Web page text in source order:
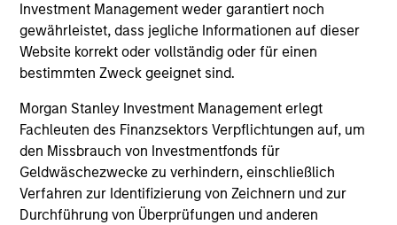
Investment Management weder garantiert noch
gewährleistet, dass jegliche Informationen auf dieser
Website korrekt oder vollständig oder für einen
bestimmten Zweck geeignet sind.
Morgan Stanley Investment Management erlegt
Fachleuten des Finanzsektors Verpflichtungen auf, um
den Missbrauch von Investmentfonds für
Geldwäschezwecke zu verhindern, einschließlich
Verfahren zur Identifizierung von Zeichnern und zur
Durchführung von Überprüfungen und anderen
May not represent all Team Members.
The information on this page is for informational
purposes only. The information contained herein does
not constitute and should not be construed as an
solicitation of an offer to buy any securities in any
jurisdiction in which such offer or solicitation,
purchase or sale would be unlawful under the
securities, insurance or other laws of such jurisdiction.
All investing involves risks, including a loss of principal.